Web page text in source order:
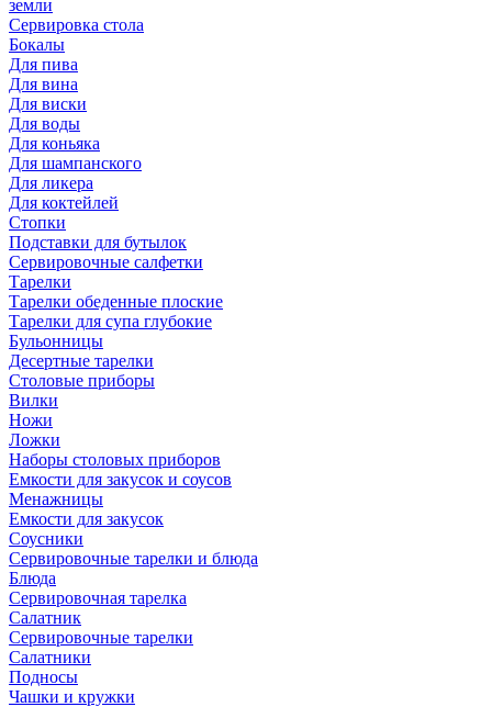
земли
Сервировка стола
Бокалы
Для пива
Для вина
Для виски
Для воды
Для коньяка
Для шампанского
Для ликера
Для коктейлей
Стопки
Подставки для бутылок
Сервировочные салфетки
Тарелки
Тарелки обеденные плоские
Тарелки для супа глубокие
Бульонницы
Десертные тарелки
Столовые приборы
Вилки
Ножи
Ложки
Наборы столовых приборов
Емкости для закусок и соусов
Менажницы
Емкости для закусок
Соусники
Сервировочные тарелки и блюда
Блюда
Сервировочная тарелка
Салатник
Сервировочные тарелки
Салатники
Подносы
Чашки и кружки